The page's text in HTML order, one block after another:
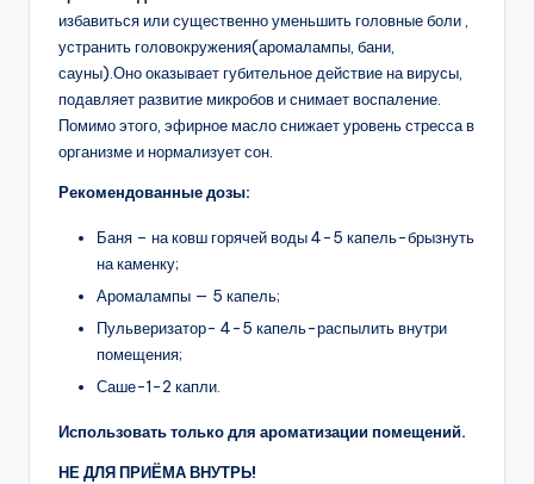
избавиться или существенно уменьшить головные боли ,
устранить головокружения(аромалампы, бани,
сауны).Оно оказывает губительное действие на вирусы,
подавляет развитие микробов и снимает воспаление.
Помимо этого, эфирное масло снижает уровень стресса в
организме и нормализует сон.
Рекомендованные дозы:
Баня – на ковш горячей воды 4-5 капель-брызнуть
на каменку;
Аромалампы — 5 капель;
Пульверизатор- 4-5 капель-распылить внутри
помещения;
Саше-1-2 капли.
Использовать только для ароматизации помещений.
НЕ ДЛЯ ПРИЁМА ВНУТРЬ!